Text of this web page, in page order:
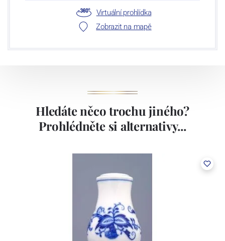
Virtuální prohlídka
Zobrazit na mapě
Hledáte něco trochu jiného?
Prohlédněte si alternativy...